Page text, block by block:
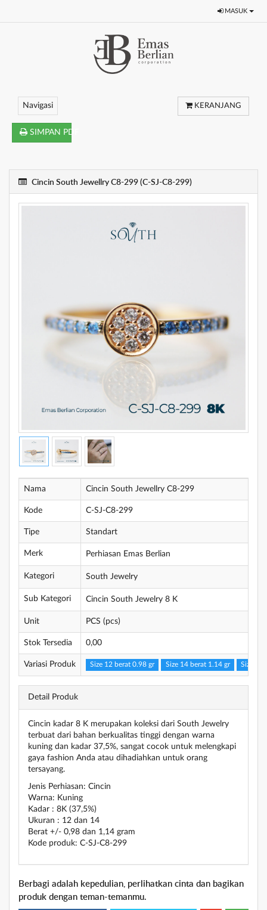
MASUK
Navigasi KERANJANG
SIMPAN PDF
Cincin South Jewellry C8-299 (C-SJ-C8-299)
Nama Cincin South Jewellry C8-299
Kode C-SJ-C8-299
Tipe Standart
Merk Perhiasan Emas Berlian
Kategori South Jewelry
Sub Kategori Cincin South Jewelry 8 K
Unit PCS (pcs)
Stok Tersedia 0,00
Variasi Produk Size 12 berat 0.98 gr Size 14 berat 1.14 gr Size 12
Detail Produk
Cincin kadar 8 K merupakan koleksi dari South Jewelry
terbuat dari bahan berkualitas tinggi dengan warna
kuning dan kadar 37,5%, sangat cocok untuk melengkapi
gaya fashion Anda atau dihadiahkan untuk orang
tersayang.
Jenis Perhiasan: Cincin
Warna: Kuning
Kadar : 8K (37,5%)
Ukuran : 12 dan 14
Berat +/- 0,98 dan 1,14 gram
Kode produk: C-SJ-C8-299
Berbagi adalah kepedulian, perlihatkan cinta dan bagikan
produk dengan teman-temanmu.